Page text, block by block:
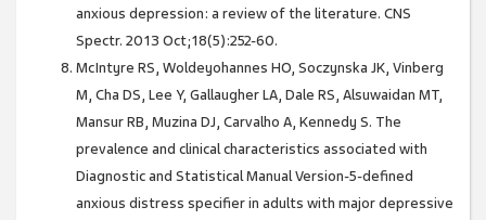
anxious depression: a review of the literature. CNS
Spectr. 2013 Oct;18(5):252-60.
McIntyre RS, Woldeyohannes HO, Soczynska JK, Vinberg
M, Cha DS, Lee Y, Gallaugher LA, Dale RS, Alsuwaidan MT,
Mansur RB, Muzina DJ, Carvalho A, Kennedy S. The
prevalence and clinical characteristics associated with
Diagnostic and Statistical Manual Version-5-defined
anxious distress specifier in adults with major depressive